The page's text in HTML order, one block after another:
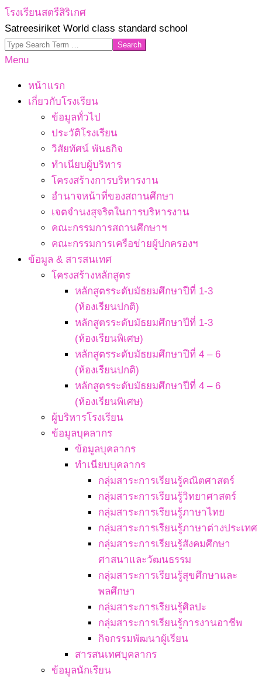
Skip
to
content
โรงเรียนสตรีสิริเกศ
Satreesiriket World class standard school
Search
Primary
Menu
Menu
หน้าแรก
เกี่ยวกับโรงเรียน
ข้อมูลทั่วไป
ประวัติโรงเรียน
วิสัยทัศน์ พันธกิจ
ทำเนียบผู้บริหาร
โครงสร้างการบริหารงาน
อำนาจหน้าที่ของสถานศึกษา
เจตจํานงสุจริตในการบริหารงาน
คณะกรรมการสถานศึกษาฯ
คณะกรรมการเครือข่ายผู้ปกครองฯ
ข้อมูล & สารสนเทศ
โครงสร้างหลักสูตร
หลักสูตรระดับมัธยมศึกษาปีที่ 1-3
(ห้องเรียนปกติ)
หลักสูตรระดับมัธยมศึกษาปีที่ 1-3
(ห้องเรียนพิเศษ)
หลักสูตรระดับมัธยมศึกษาปีที่ 4 – 6
(ห้องเรียนปกติ)
หลักสูตรระดับมัธยมศึกษาปีที่ 4 – 6
(ห้องเรียนพิเศษ)
ผู้บริหารโรงเรียน
ข้อมูลบุคลากร
ข้อมูลบุคลากร
ทำเนียบบุคลากร
กลุ่มสาระการเรียนรู้คณิตศาสตร์
กลุ่มสาระการเรียนรู้วิทยาศาสตร์
กลุ่มสาระการเรียนรู้ภาษาไทย
กลุ่มสาระการเรียนรู้ภาษาต่างประเทศ
กลุ่มสาระการเรียนรู้สังคมศึกษา
ศาสนาและวัฒนธรรม
กลุ่มสาระการเรียนรู้สุขศึกษาและ
พลศึกษา
กลุ่มสาระการเรียนรู้ศิลปะ
กลุ่มสาระการเรียนรู้การงานอาชีพ
กิจกรรมพัฒนาผู้เรียน
สารสนเทศบุคลากร
ข้อมูลนักเรียน